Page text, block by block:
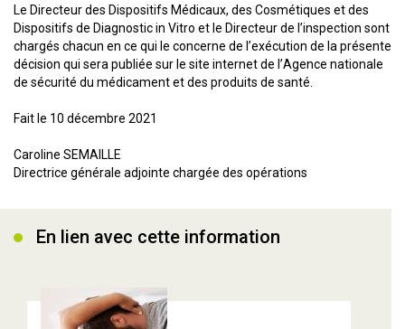
Le Directeur des Dispositifs Médicaux, des Cosmétiques et des
Dispositifs de Diagnostic in Vitro et le Directeur de l’inspection sont
chargés chacun en ce qui le concerne de l’exécution de la présente
décision qui sera publiée sur le site internet de l’Agence nationale
de sécurité du médicament et des produits de santé.
Fait le 10 décembre 2021
Caroline SEMAILLE
Directrice générale adjointe chargée des opérations
En lien avec cette information